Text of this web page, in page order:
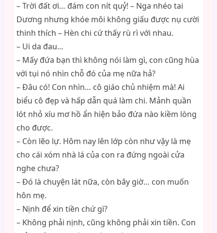
– Trời đất ơi… đám con nít quỷ! – Nga nhéo tai
Dương nhưng khóe môi không giấu được nụ cười
thinh thích – Hèn chi cứ thấy rù rì với nhau.
– Ui da đau…
– Mấy đứa bạn thì không nói làm gì, con cũng hùa
với tụi nó nhìn chỗ đó của mẹ nữa hả?
– Đâu có! Con nhìn… cô giáo chủ nhiệm mà! Ai
biểu cô đẹp và hấp dẫn quá làm chi. Mảnh quần
lót nhỏ xíu mơ hồ ẩn hiện bảo đứa nào kiềm lòng
cho được.
– Còn lẽo lự. Hôm nay lên lớp còn như vậy là mẹ
cho cái xóm nhà lá của con ra đứng ngoài cửa
nghe chưa?
– Đó là chuyện lát nữa, còn bây giờ… con muốn
hôn mẹ.
– Nịnh để xin tiền chứ gì?
– Không phải nịnh, cũng không phải xin tiền. Con